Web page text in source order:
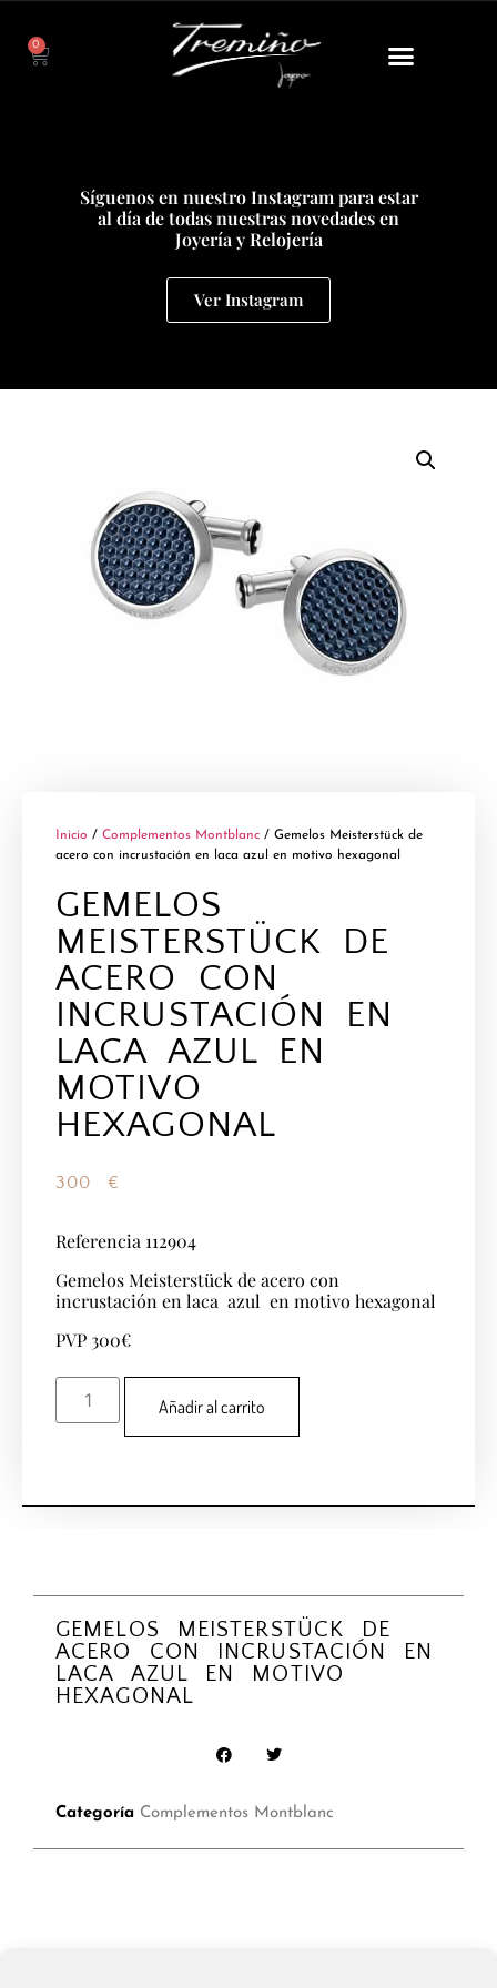
0
Síguenos en nuestro Instagram para estar
al día de todas nuestras novedades en
Joyería y Relojería
Ver Instagram
Inicio / Complementos Montblanc / Gemelos Meisterstück de
acero con incrustación en laca azul en motivo hexagonal
GEMELOS
MEISTERSTÜCK DE
ACERO CON
INCRUSTACIÓN EN
LACA AZUL EN
MOTIVO
HEXAGONAL
300€
Referencia 112904
Gemelos Meisterstück de acero con
incrustación en laca azul en motivo hexagonal
PVP 300€
Añadir al carrito
GEMELOS MEISTERSTÜCK DE
ACERO CON INCRUSTACIÓN EN
LACA AZUL EN MOTIVO
HEXAGONAL
Categoría Complementos Montblanc